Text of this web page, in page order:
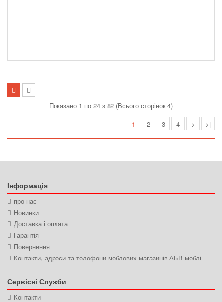
Показано 1 по 24 з 82 (Всього сторінок 4)
1
2 3 4 > >|
Інформація
про нас
Новинки
Доставка і оплата
Гарантія
Повернення
Контакти, адреси та телефони меблевих магазинів АБВ меблі
Сервісні Служби
Контакти